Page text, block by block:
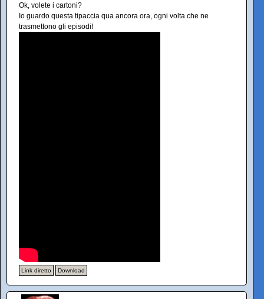
Ok, volete i cartoni?
Io guardo questa tipaccia qua ancora ora, ogni volta che ne
trasmettono gli episodi!
Link diretto Download